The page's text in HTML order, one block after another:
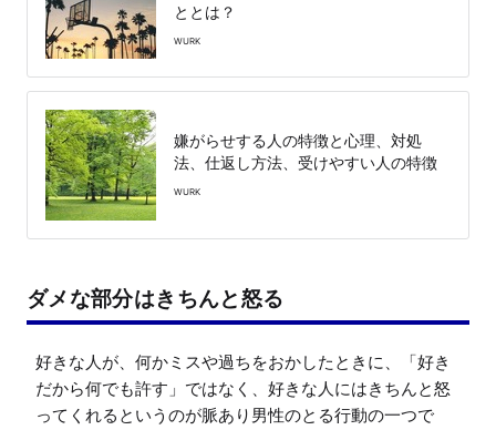
ととは？
WURK
嫌がらせする人の特徴と心理、対処
法、仕返し方法、受けやすい人の特徴
WURK
ダメな部分はきちんと怒る
好きな人が、何かミスや過ちをおかしたときに、「好き
だから何でも許す」ではなく、好きな人にはきちんと怒
ってくれるというのが脈あり男性のとる行動の一つで